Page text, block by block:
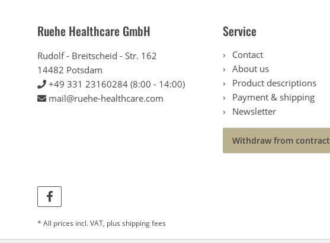
Ruehe Healthcare GmbH
Rudolf - Breitscheid - Str. 162
14482 Potsdam
+49 331 23160284 (8:00 - 14:00)
mail@ruehe-healthcare.com
Service
Contact
About us
Product descriptions
Payment & shipping
Newsletter
Withdraw from contract
* All prices incl. VAT, plus shipping fees